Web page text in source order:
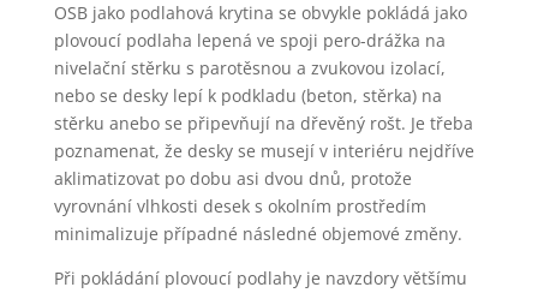
OSB jako podlahová krytina se obvykle pokládá jako
plovoucí podlaha lepená ve spoji pero-drážka na
nivelační stěrku s parotěsnou a zvukovou izolací,
nebo se desky lepí k podkladu (beton, stěrka) na
stěrku anebo se připevňují na dřevěný rošt. Je třeba
poznamenat, že desky se musejí v interiéru nejdříve
aklimatizovat po dobu asi dvou dnů, protože
vyrovnání vlhkosti desek s okolním prostředím
minimalizuje případné následné objemové změny.
Při pokládání plovoucí podlahy je navzdory většímu